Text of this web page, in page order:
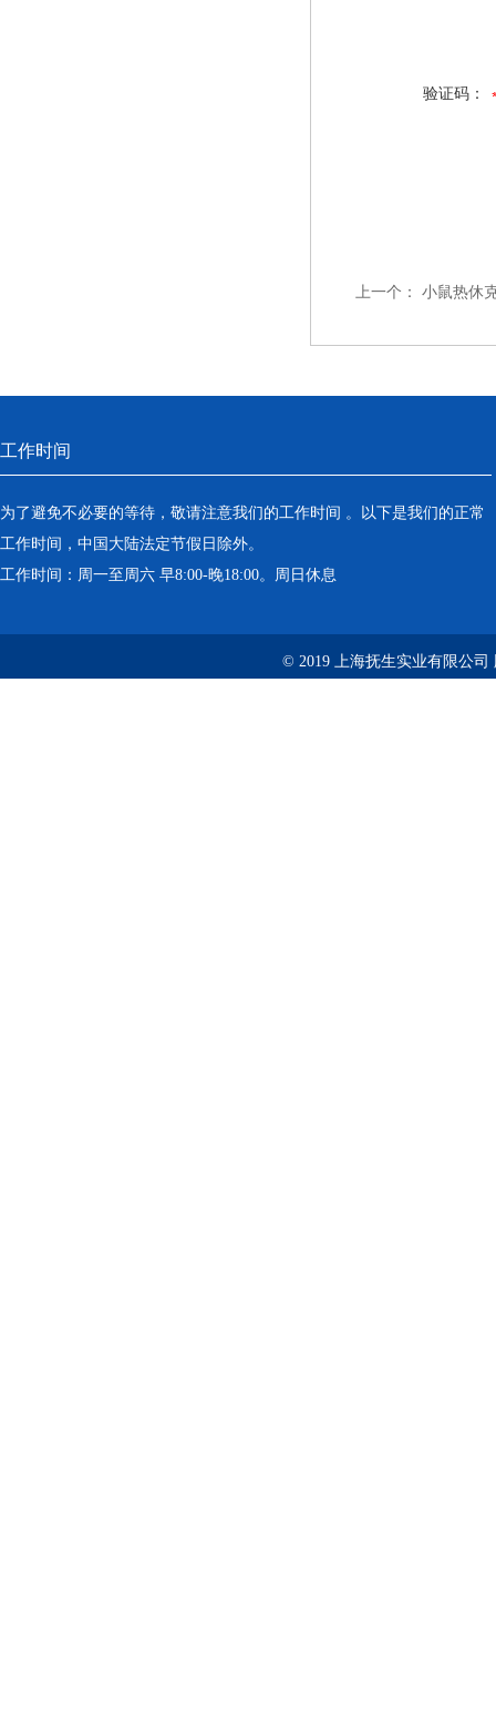
验证码：
上一个： 小鼠热休
工作时间
为了避免不必要的等待，敬请注意我们的工作时间 。以下是我们的正常
工作时间，中国大陆法定节假日除外。
工作时间：周一至周六 早8:00-晚18:00。周日休息
© 2019 上海抚生实业有限公司